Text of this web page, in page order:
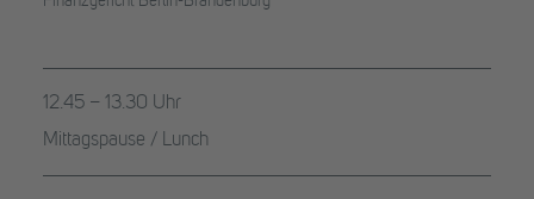
12.45 – 13.30 Uhr
Mittagspause / Lunch